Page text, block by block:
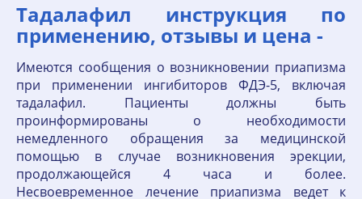
Тадалафил инструкция по
применению, отзывы и цена -
Имеются сообщения о возникновении приапизма
при применении ингибиторов ФДЭ-5, включая
тадалафил. Пациенты должны быть
проинформированы о необходимости
немедленного обращения за медицинской
помощью в случае возникновения эрекции,
продолжающейся 4 часа и более.
Несвоевременное лечение приапизма ведет к